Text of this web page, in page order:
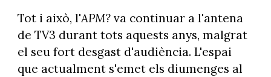
Tot i això, l'APM?va continuar a l'antena
de TV3 durant tots aquests anys, malgrat
el seu fort desgast d'audiència. L'espai
que actualment s'emet els diumenges al